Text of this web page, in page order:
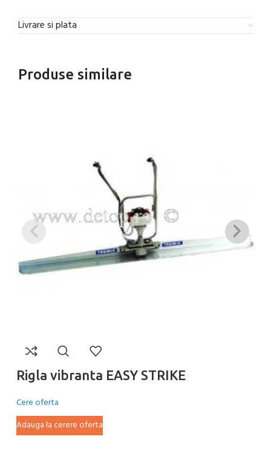
Livrare si plata
Produse similare
Rigla vibranta EASY STRIKE
Cere oferta
Adauga la cerere oferta